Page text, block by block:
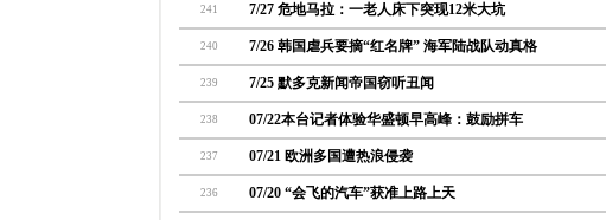
241 7/27 危地马拉：一老人床下突现12米大坑
240 7/26 韩国虐兵要摘“红名牌” 海军陆战队动真格
239 7/25 默多克新闻帝国窃听丑闻
238 07/22本台记者体验华盛顿早高峰：鼓励拼车
237 07/21 欧洲多国遭热浪侵袭
236 07/20 “会飞的汽车”获准上路上天